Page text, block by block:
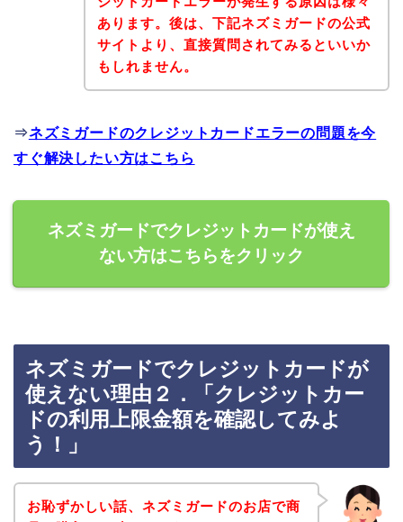
あります。後は、下記ネズミガードの公式
サイトより、直接質問されてみるといいか
もしれません。
⇒ネズミガードのクレジットカードエラーの問題を今
すぐ解決したい方はこちら
ネズミガードでクレジットカードが使え
ない方はこちらをクリック
ネズミガードでクレジットカードが
使えない理由２．「クレジットカー
ドの利用上限金額を確認してみよ
う！」
お恥ずかしい話、ネズミガードのお店で商